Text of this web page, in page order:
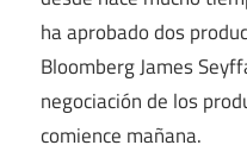
ha aprobado dos
Bloomberg James
negociación de los
comience mañana.